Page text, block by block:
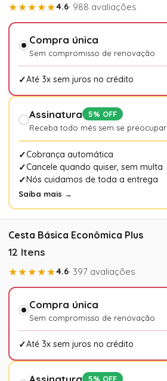
★★★★★4.6· 988 avaliações
Compra única
Sem compromisso de renovação
Até 3x sem juros no crédito
Assinatura
5% OFF
Receba todo mês sem se preocupar
Cobrança automática
Cancele quando quiser, sem multa
Nós cuidamos de toda a entrega
Saiba mais →
Cesta Básica Econômica Plus
12 Itens
★★★★★4.6· 397 avaliações
Compra única
Sem compromisso de renovação
Até 3x sem juros no crédito
5% OFF